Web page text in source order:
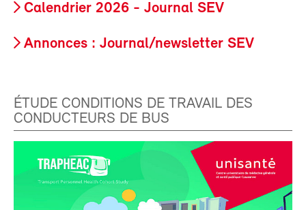
Calendrier 2026 - Journal SEV
Annonces : Journal/newsletter SEV
ÉTUDE CONDITIONS DE TRAVAIL DES
CONDUCTEURS DE BUS